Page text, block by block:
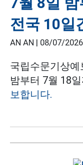
전국 10일
AN AN | 08/07/
국립수문기상
밤부터 7월 18
보합니다.